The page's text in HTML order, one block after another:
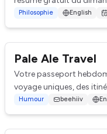
et réconfortantes de la
Philosophie English
Pale Ale Travel
Votre passeport
voyage uniques, des
à couper le souffle.
Humour beehiiv